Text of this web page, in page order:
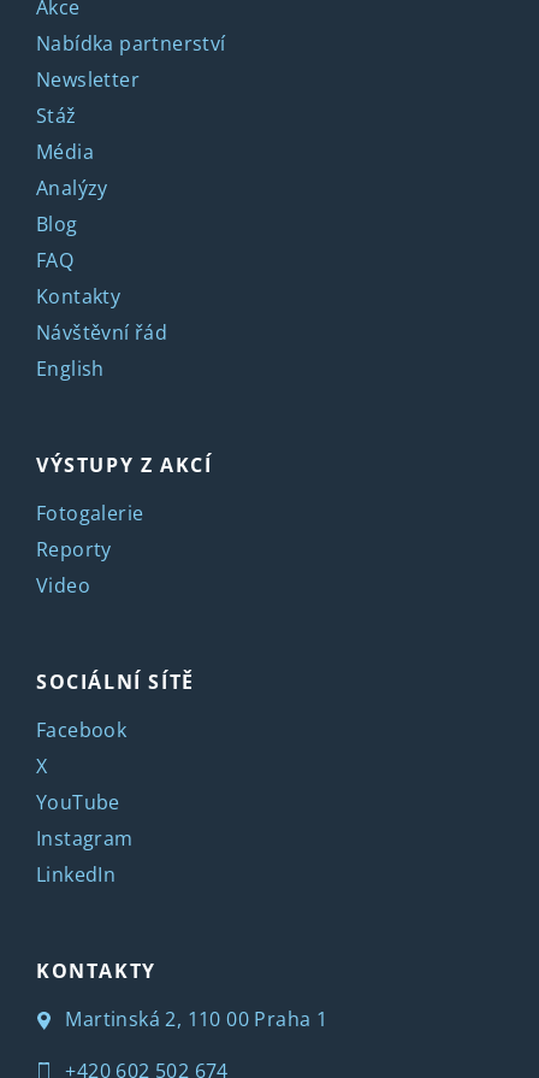
Akce
Nabídka partnerství
Newsletter
Stáž
Média
Analýzy
Blog
FAQ
Kontakty
Návštěvní řád
English
VÝSTUPY Z AKCÍ
Fotogalerie
Reporty
Video
SOCIÁLNÍ SÍTĚ
Facebook
X
YouTube
Instagram
LinkedIn
KONTAKTY
Martinská 2, 110 00 Praha 1
+420 602 502 674